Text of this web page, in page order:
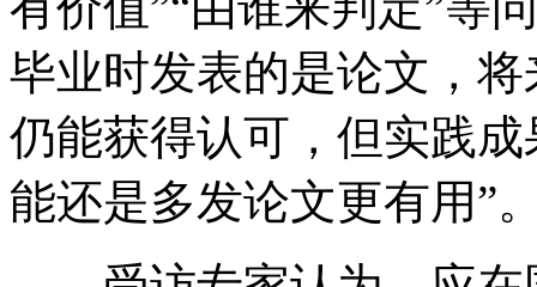
毕业时发表的是论文，
仍能获得认可，但实践
能还是多发论文更有用”